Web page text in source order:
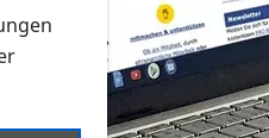
suchen und dieses